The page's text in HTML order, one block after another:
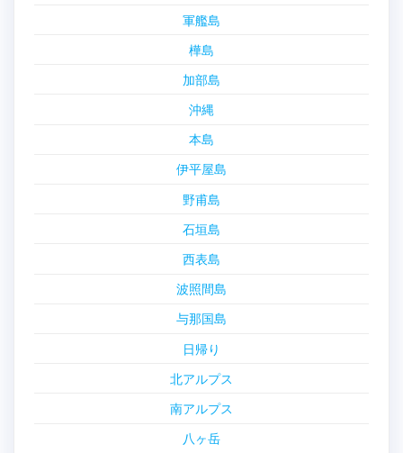
軍艦島
樺島
加部島
沖縄
本島
伊平屋島
野甫島
石垣島
西表島
波照間島
与那国島
日帰り
北アルプス
南アルプス
八ヶ岳